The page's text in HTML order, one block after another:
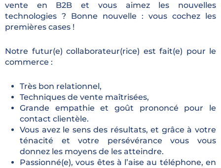
vente en B2B et vous aimez les nouvelles
technologies ? Bonne nouvelle : vous cochez les
premières cases !
Notre futur(e) collaborateur(rice) est fait(e) pour le
commerce :
Très bon relationnel,
Techniques de vente maîtrisées,
Grande empathie et goût prononcé pour le
contact clientèle.
Vous avez le sens des résultats, et grâce à votre
ténacité et votre persévérance vous vous
donnez les moyens de les atteindre.
Passionné(e), vous êtes à l’aise au téléphone, en